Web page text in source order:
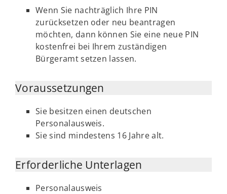
Wenn Sie nachträglich Ihre PIN
zurücksetzen oder neu beantragen
möchten, dann können Sie eine neue PIN
kostenfrei bei Ihrem zuständigen
Bürgeramt setzen lassen.
Voraussetzungen
Sie besitzen einen deutschen
Personalausweis.
Sie sind mindestens 16 Jahre alt.
Erforderliche Unterlagen
Personalausweis